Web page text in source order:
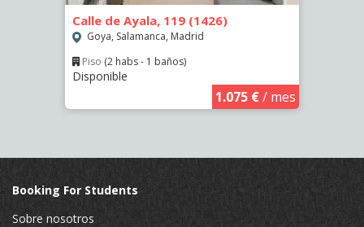
Calle de Ayala, 119 (1426)
Goya, Salamanca, Madrid
Piso (2 habs - 1 baños)
Disponible
1.075 €/ mes
Booking For Students
Sobre nosotros